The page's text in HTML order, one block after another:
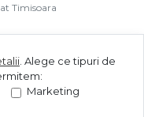
Timisoara
S.R.L.
Alege ce tipuri de
Marketing